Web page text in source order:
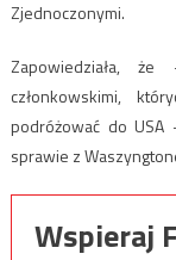
Zjednoczonymi.
Zapowiedziała,
członkowskimi,
podróżować do
sprawie z
Wspieraj